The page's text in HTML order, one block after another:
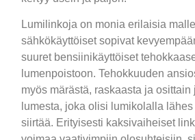
Lumilinkoja on monia erilaisia
sähkökäyttöiset sopivat
suuret bensiinikäyttöiset
lumenpoistoon. Tehokkuuden
myös märästä, raskaasta ja osittain
lumesta, joka olisi lumikolalla
siirtää. Erityisesti kaksivaiheiset